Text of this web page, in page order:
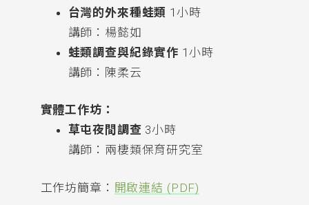
台灣的外來種蛙類 1小時
講師：楊懿如
蛙類調查與紀錄實作 1小時
講師：陳柔云
實體工作坊：
草屯夜間調查 3小時
講師：兩棲類保育研究室
工作坊簡章： 開啟連結 (PDF)